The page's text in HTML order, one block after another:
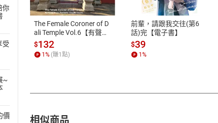
你
受
~
價
ATM轉帳、信用卡、LINE PAY、AFTEE
本店
之權
除
質
照各
The Female Coroner of D
ali Temple Vol.6【有聲
書】
$132
1% (賺1點)
前輩，請跟我交往(第6
話)完【電子書】
$39
1%
相似商品